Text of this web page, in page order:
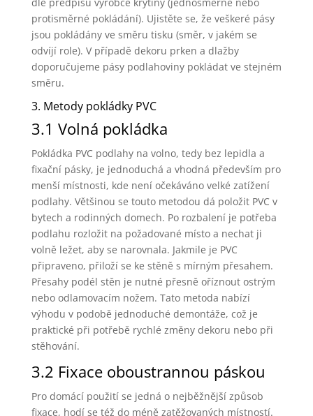
protisměrné pokládání). Ujistěte se, že veškeré pásy
jsou pokládány ve směru tisku (směr, v jakém se
odvíjí role). V případě dekoru prken a dlažby
doporučujeme pásy podlahoviny pokládat ve stejném
směru.
3. Metody pokládky PVC
3.1 Volná pokládka
Pokládka PVC podlahy na volno, tedy bez lepidla a
fixační pásky, je jednoduchá a vhodná především pro
menší místnosti, kde není očekáváno velké zatížení
podlahy. Většinou se touto metodou dá položit PVC v
bytech a rodinných domech. Po rozbalení je potřeba
podlahu rozložit na požadované místo a nechat ji
volně ležet, aby se narovnala. Jakmile je PVC
připraveno, přiloží se ke stěně s mírným přesahem.
Přesahy podél stěn je nutné přesně oříznout ostrým
nebo odlamovacím nožem. Tato metoda nabízí
výhodu v podobě jednoduché demontáže, což je
praktické při potřebě rychlé změny dekoru nebo při
stěhování.
3.2 Fixace oboustrannou páskou
Pro domácí použití se jedná o nejběžnější způsob
fixace, hodí se též do méně zatěžovaných místností.